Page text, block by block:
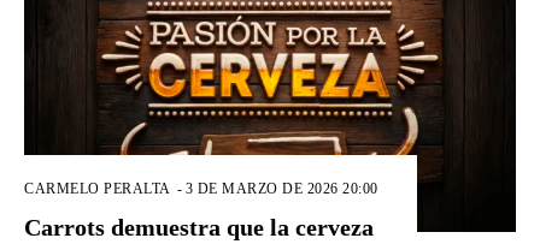
CARMELO PERALTA - 3 DE MARZO DE 2026 20:00
Carrots demuestra que la cerveza